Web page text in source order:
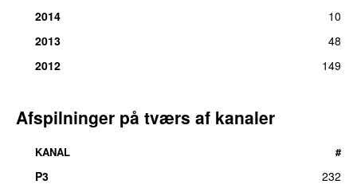
2014
10
2013
48
2012
149
Afspilninger på tværs af kanaler
KANAL #
P3
232